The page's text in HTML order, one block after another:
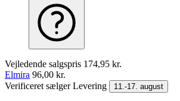
Vejledende salgspris 174,95 kr.
Elmira 96,00 kr.
Verificeret sælgerLevering 11.-17. august